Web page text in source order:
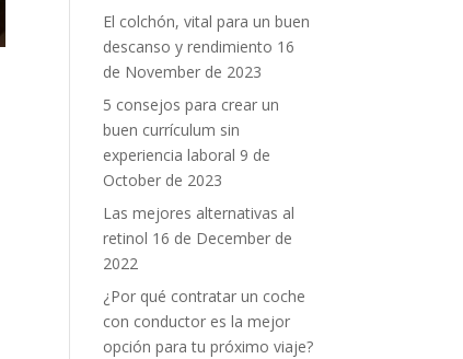
El colchón, vital para un buen
descanso y rendimiento 16
de November de 2023
5 consejos para crear un
buen currículum sin
experiencia laboral 9 de
October de 2023
Las mejores alternativas al
retinol 16 de December de
2022
¿Por qué contratar un coche
con conductor es la mejor
opción para tu próximo viaje?